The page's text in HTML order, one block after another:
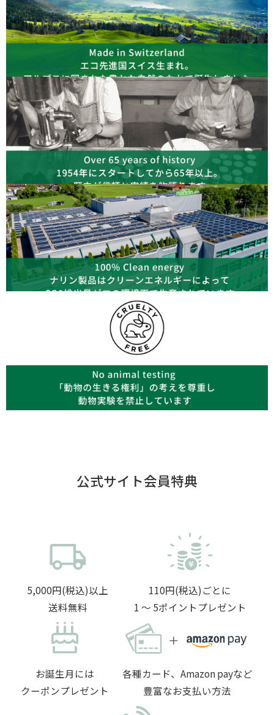
公式サイト会員特典
5,000円(税込)以上
送料無料
110円(税込)ごとに
1 〜 5ポイントプレゼント
お誕生月には
クーポンプレゼント
各種カード、Amazon payなど
豊富なお支払い方法